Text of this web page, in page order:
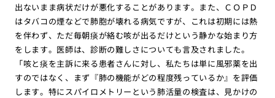
出ないまま病状だけが悪化することがあります。また、ＣＯＰＤ
はタバコの煙などで肺胞が壊れる病気ですが、これは初期には熱
を伴わず、ただ毎朝痰が絡む咳が出るだけという静かな始まり方
をします。医師は、診断の難しさについても言及されました。
「咳と痰を主訴に来る患者さんに対し、私たちは単に風邪薬を出
すのではなく、まず『肺の機能がどの程度残っているか』を評価
します。特にスパイロメトリーという肺活量の検査は、見かけの